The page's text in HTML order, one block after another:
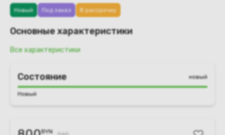
Новый Под заказ В рассрочку
Основные характеристики
Все характеристики
Состояние новый
Новый
BYN